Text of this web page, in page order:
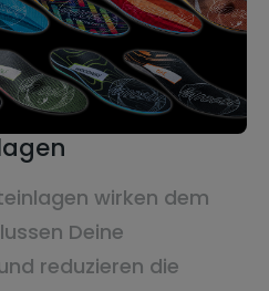
wirken dem
Deine
reduzieren die